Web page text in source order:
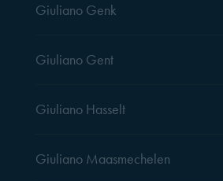
Giuliano Genk
Giuliano Gent
Giuliano Hasselt
Giuliano Maasmechelen